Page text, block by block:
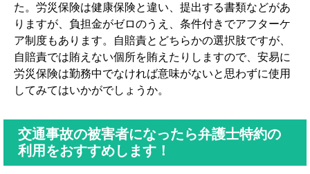
た。労災保険は健康保険と違い、提出する書類などがあ
りますが、負担金がゼロのうえ、条件付きでアフターケ
ア制度もあります。自賠責とどちらかの選択肢ですが、
自賠責では賄えない個所を賄えたりしますので、安易に
労災保険は勤務中でなければ意味がないと思わずに使用
してみてはいかがでしょうか。
交通事故の被害者になったら弁護士特約の
利用をおすすめします！